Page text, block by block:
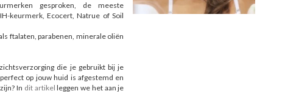
gesproken, de meeste
keurmerk, Ecocert, Natrue of Soil
ftalaten, parabenen, minerale oliën
die je gebruikt bij je
op jouw huid is afgestemd en
In dit artikel leggen we het aan je